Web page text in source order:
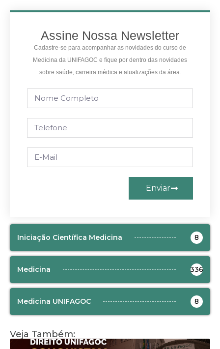
Assine Nossa Newsletter
Cadastre-se para acompanhar as novidades do curso de
Medicina da UNIFAGOC e fique por dentro das novidades
sobre saúde, carreira médica e atualizações da área.
Enviar
Iniciação Científica Medicina 8
Medicina 336
Medicina UNIFAGOC 8
Veja Também: